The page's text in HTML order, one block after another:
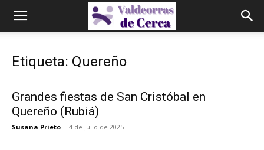
Etiqueta: Quereño
Grandes fiestas de San Cristóbal en
Quereño (Rubiá)
Susana Prieto - 4 de julio de 2025